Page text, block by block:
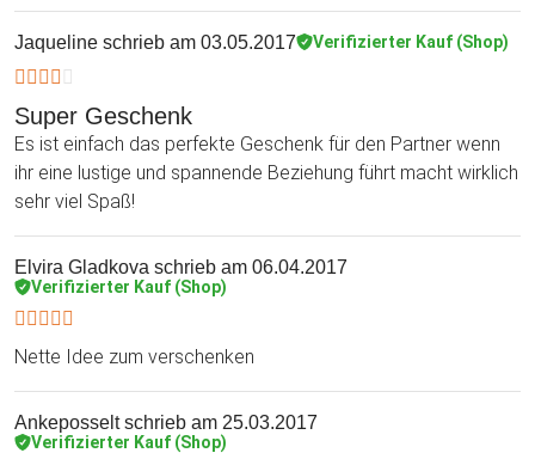
Jaqueline schrieb am 03.05.2017 Verifizierter Kauf (Shop)
Super Geschenk
Es ist einfach das perfekte Geschenk für den Partner wenn
ihr eine lustige und spannende Beziehung führt macht wirklich
sehr viel Spaß!
Elvira Gladkova schrieb am 06.04.2017
Verifizierter Kauf (Shop)
Nette Idee zum verschenken
Ankeposseltschrieb am 25.03.2017
Verifizierter Kauf (Shop)